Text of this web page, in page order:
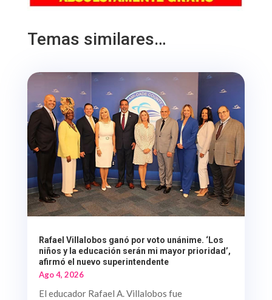
Temas similares…
Rafael Villalobos ganó por voto unánime. ‘Los
niños y la educación serán mi mayor prioridad’,
afirmó el nuevo superintendente
Ago 4, 2026
El educador Rafael A. Villalobos fue